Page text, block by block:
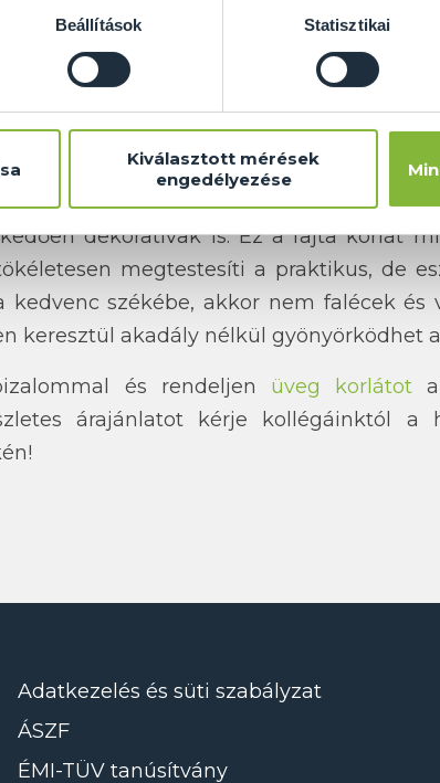
Beállítások Statisztikai
Kiválasztott mérések
engedélyezése
akkor mindenképpen javasoljuk az
erkély vagy terasz egészen
tartózkodnak és nem utolsó
többet tudnak, mint körbe keríteni a
dekoratívak is. Ez a fajta korlát
megtestesíti a praktikus, de
székébe, akkor nem falécek és
keresztül akadály nélkül gyönyörködhet
és rendeljen üveg korlátot
árajánlatot kérje kollégáinktól a
Adatkezelés és süti szabályzat
ÁSZF
ÉMI-TÜV tanúsítvány